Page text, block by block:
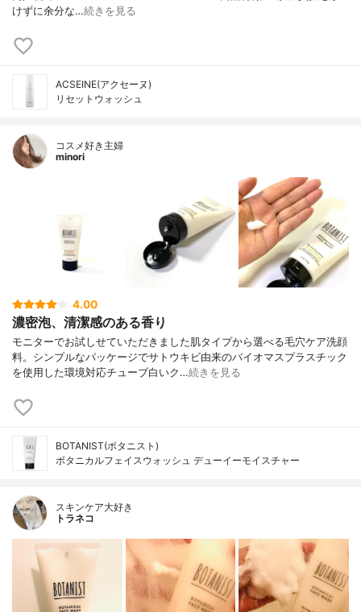
けずに余分な…続きを見る
ACSEINE(アクセーヌ)
リセットウォッシュ
コスメ好き主婦
minori
4.00
濃密泡、清潔感のある香り
モニターでお試しせていただきました肌タイプから選べる毛穴ケア洗顔
料。シンプルなパッケージでサトウキビ由来のバイオマスプラスチック
を使用した環境対応チューブ白いク…続きを見る
BOTANIST(ボタニスト)
ボタニカルフェイスウォッシュ デューイーモイスチャー
スキンケア大好き
トラネコ